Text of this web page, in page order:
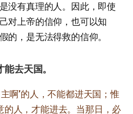
没有真理的人。因此，即使
对上帝的信仰，也可以知
的，是无法得救的信仰。
去天国。
啊’的人，不能都进天国；惟
的人，才能进去。当那日，必